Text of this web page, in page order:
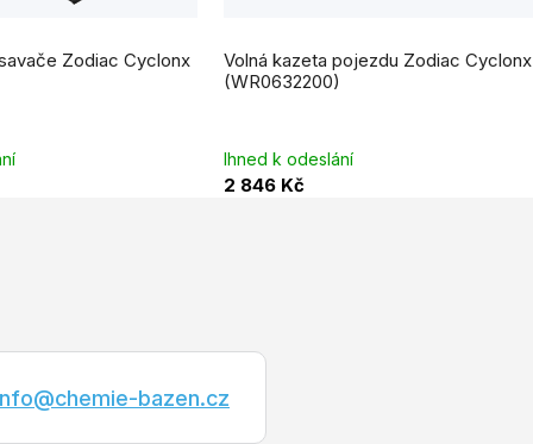
Zodiac Cyclonx
Volná kazeta pojezdu Zodiac Cyclonx
(WR0632200)
Ihned k odeslání
2 846 Kč
@chemie-bazen.cz